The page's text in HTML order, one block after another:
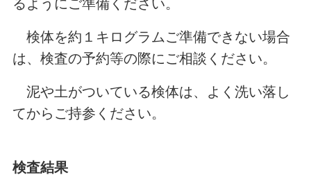
るようにご準備ください。
検体を約１キログラムご準備できない場合
は、検査の予約等の際にご相談ください。
泥や土がついている検体は、よく洗い落し
てからご持参ください。
検査結果